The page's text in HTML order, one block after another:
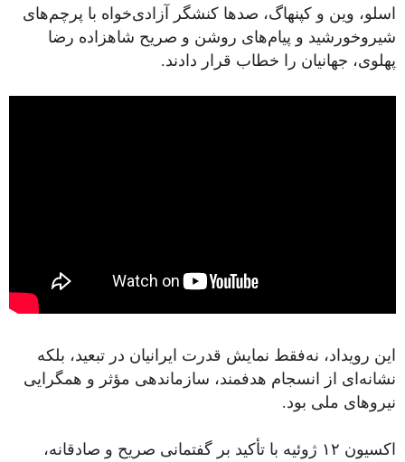
اسلو، وین و کپنهاگ، صدها کنشگر آزادی‌خواه با پرچم‌های
شیروخورشید و پیام‌های روشن و صریح شاهزاده رضا
پهلوی، جهانیان را خطاب قرار دادند.
این رویداد، نه‌فقط نمایش قدرت ایرانیان در تبعید، بلکه
نشانه‌ای از انسجام هدفمند، سازماندهی مؤثر و همگرایی
نیروهای ملی بود.
اکسیون ۱۲ ژوئیه با تأکید بر گفتمانی صریح و صادقانه،